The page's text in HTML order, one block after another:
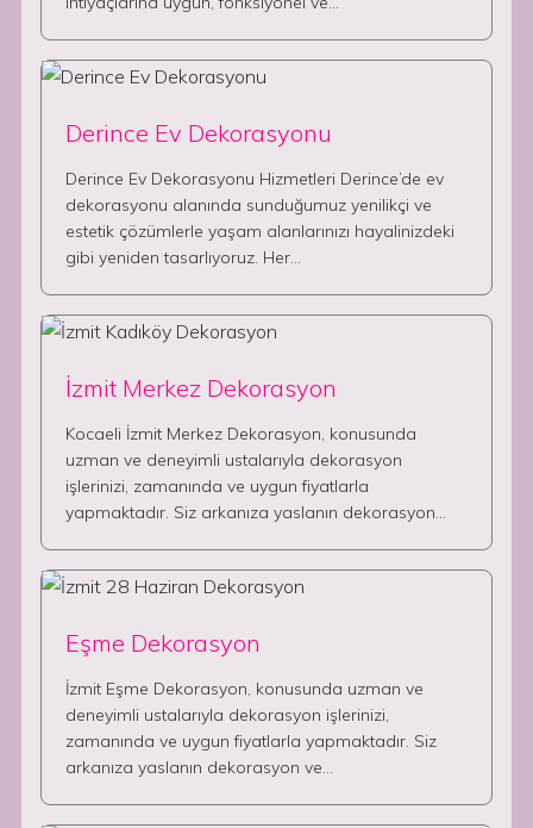
Derince Ev Dekorasyonu
Derince Ev Dekorasyonu Hizmetleri Derince’de ev
dekorasyonu alanında sunduğumuz yenilikçi ve
estetik çözümlerle yaşam alanlarınızı hayalinizdeki
gibi yeniden tasarlıyoruz. Her…
İzmit Merkez Dekorasyon
Kocaeli İzmit Merkez Dekorasyon, konusunda
uzman ve deneyimli ustalarıyla dekorasyon
işlerinizi, zamanında ve uygun fiyatlarla
yapmaktadır. Siz arkanıza yaslanın dekorasyon…
Eşme Dekorasyon
İzmit Eşme Dekorasyon, konusunda uzman ve
deneyimli ustalarıyla dekorasyon işlerinizi,
zamanında ve uygun fiyatlarla yapmaktadır. Siz
arkanıza yaslanın dekorasyon ve…